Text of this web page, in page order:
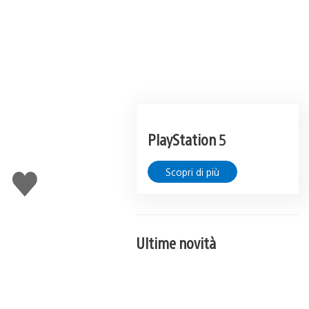
Mi
piace
PlayStation 5
Scopri di più
Ultime novità